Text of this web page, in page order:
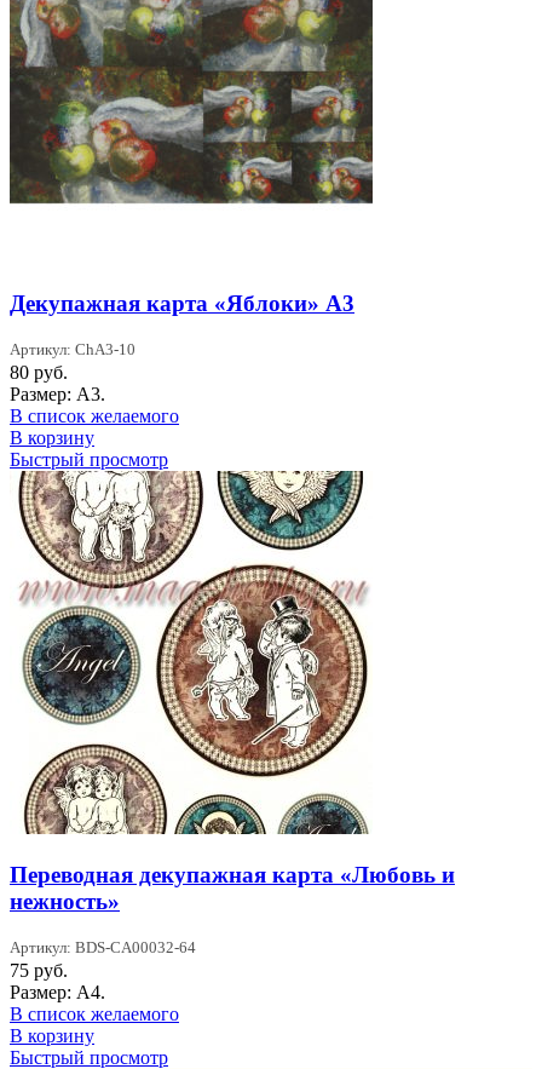
Декупажная карта «Яблоки» А3
Артикул: ChA3-10
80 руб.
Размер: А3.
В список желаемого
В корзину
Быстрый просмотр
Переводная декупажная карта «Любовь и
нежность»
Артикул: BDS-CA00032-64
75 руб.
Размер: А4.
В список желаемого
В корзину
Быстрый просмотр